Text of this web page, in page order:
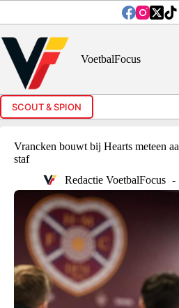
inhoud
VoetbalFocus
SCOUT & SPION
Vrancken bouwt bij Hearts meteen
staf
Redactie VoetbalFocus